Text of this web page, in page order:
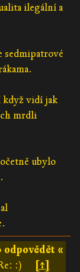
ilegální a
sedmipatrové
když vidí jak
mrdli
ubylo
odpovědět «
:)
[↑]